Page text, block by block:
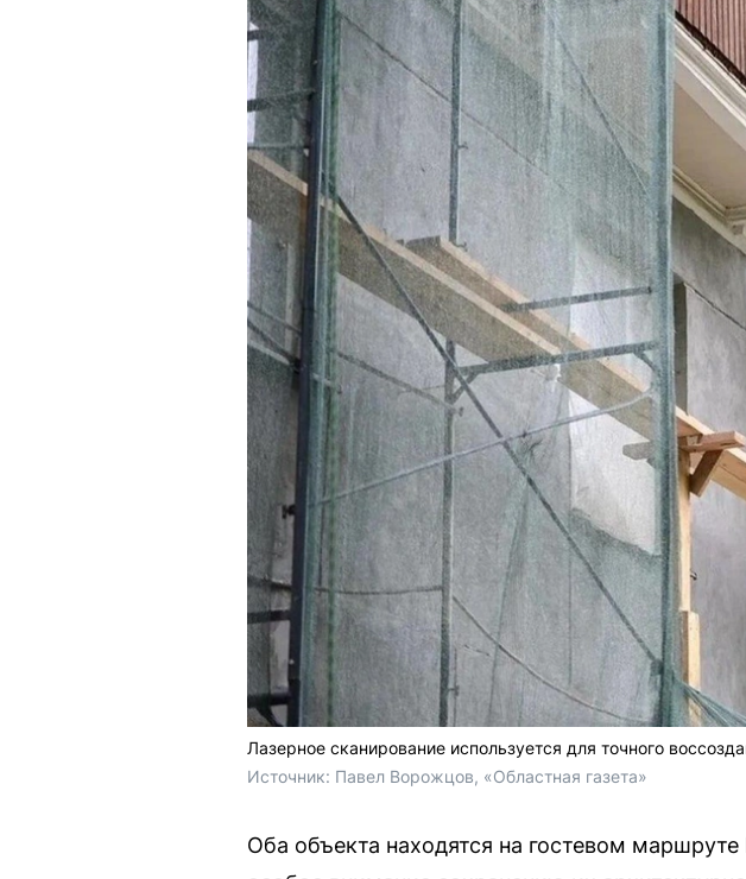
Лазерное сканирование используется для точного
Источник: Павел Ворожцов, «Областная газета»
Оба объекта находятся на гостевом